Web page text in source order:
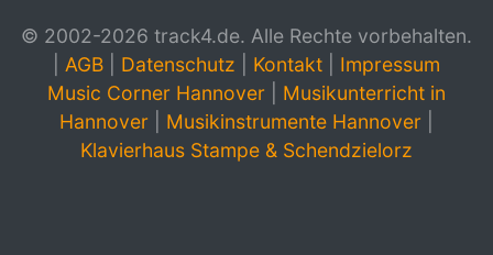
© 2002-2026 track4.de. Alle Rechte vorbehalten.
AGB Datenschutz Kontakt
Impressum
Music Corner Hannover
Musikunterricht in
Hannover
Musikinstrumente Hannover
Klavierhaus Stampe & Schendzielorz